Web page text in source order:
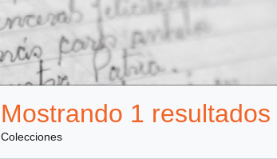
Mostrando 1 resultados
Colecciones